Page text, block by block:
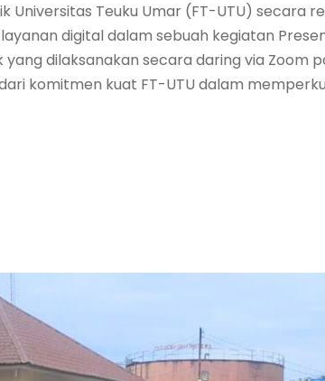
Universitas Teuku Umar (FT-UTU) secara
digital dalam sebuah kegiatan
yang dilaksanakan secara daring via Zoom
komitmen kuat FT-UTU dalam